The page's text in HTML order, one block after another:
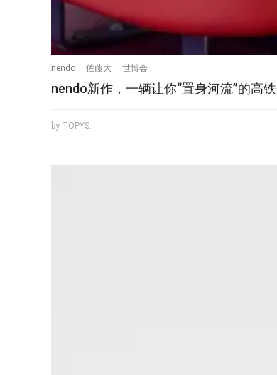
nendo 佐藤大 世博会
nendo新作，一辆让你“置身河流”的高铁
by TOPYS.